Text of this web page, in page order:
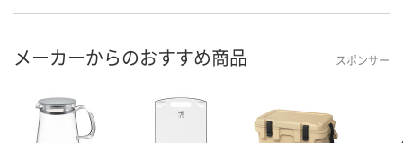
メーカーからのおすすめ商品 スポンサー